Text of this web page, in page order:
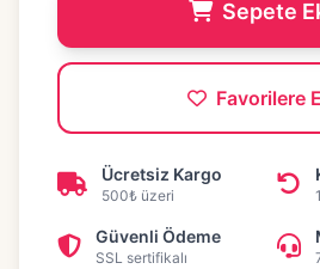
Sepete
Favorilere
Ücretsiz Kargo
500₺ üzeri
Güvenli Ödeme
SSL sertifikalı